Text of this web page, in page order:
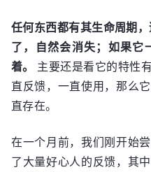
任何东西都有其生命周期
了，自然会消失；如果它
着。
主要还是看它的特性
直反馈，一直使用，那么
直存在。
在一个月前，我们刚开始
了大量好心人的反馈，其